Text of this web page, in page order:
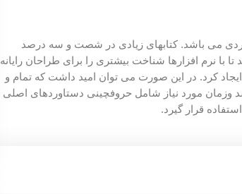
می باشد. کتابهای زیادی در شصت و سه درصد
نرم افزارها شناخت بیشتری را برای طراحان رایانه
کرد. در این صورت می توان امید داشت که تمام و
وزمان مورد نیاز شامل حروفچینی دستاوردهای اصلی
قرار گیرد.